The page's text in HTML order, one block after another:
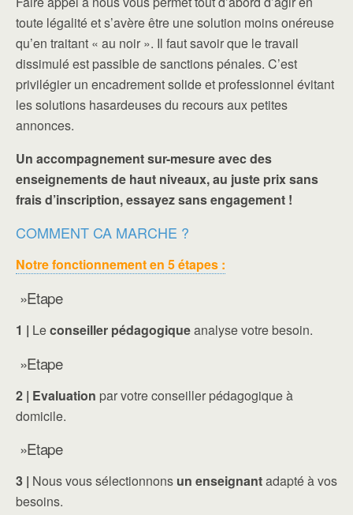
toute légalité et s’avère être une solution moins onéreuse
qu’en traitant « au noir ». Il faut savoir que le travail
dissimulé est passible de sanctions pénales. C’est
privilégier un encadrement solide et professionnel évitant
les solutions hasardeuses du recours aux petites
annonces.
Un accompagnement sur-mesure avec des
enseignements de haut niveaux, au juste prix sans
frais d’inscription, essayez sans engagement !
COMMENT CA MARCHE ?
Notre fonctionnement en 5 étapes :
»Etape
1 | Leconseiller pédagogiqueanalyse votre besoin.
»Etape
2 | Evaluation par votre conseiller pédagogique à
domicile.
»Etape
3 | Nous vous sélectionnons un enseignantadapté à vos
besoins.